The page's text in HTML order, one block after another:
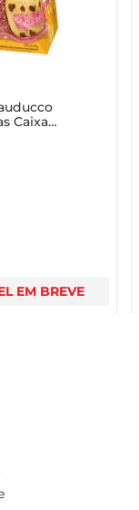
Caixa
EM BREVE